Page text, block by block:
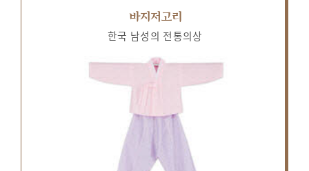
바지저고리
한국 남성의 전통의상